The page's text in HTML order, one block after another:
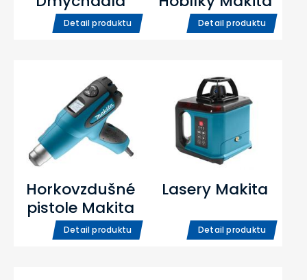
Detail produktu Detail produktu
Horkovzdušné
pistole Makita
Detail produktu
Lasery Makita
Detail produktu